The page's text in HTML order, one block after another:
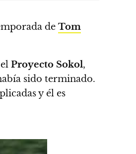
de Tom
Proyecto Sokol,
sido terminado.
y él es